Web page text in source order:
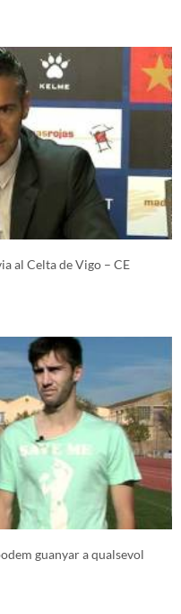
al Celta de Vigo – CE
guanyar a qualsevol